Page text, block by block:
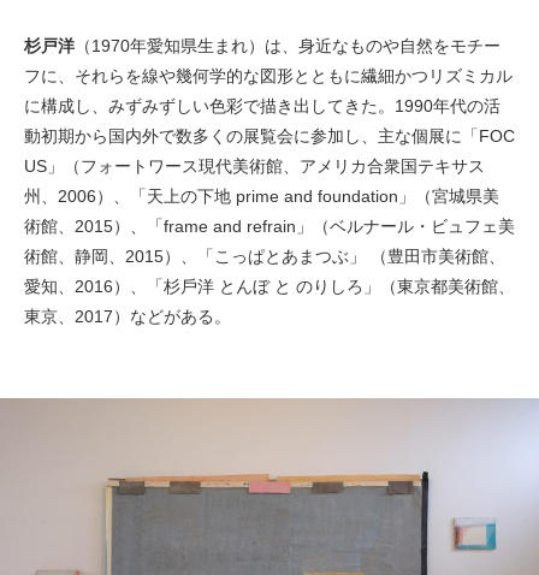
杉戸洋 （1970年愛知県生まれ）は、⾝近なものや⾃然をモチー
フに、それらを線や幾何学的な図形とともに繊細かつリズミカル
に構成し、みずみずしい⾊彩で描き出してきた。1990年代の活
動初期から国内外で数多くの展覧会に参加し、主な個展に「FOC
US」（フォートワース現代美術館、アメリカ合衆国テキサス
州、2006）、「天上の下地 prime and foundation」（宮城県美
術館、2015）、「frame and refrain」（ベルナール・ビュフェ美
術館、静岡、2015）、「こっぱとあまつぶ」 （豊⽥市美術館、
愛知、2016）、「杉⼾洋 とんぼ と のりしろ」（東京都美術館、
東京、2017）などがある。